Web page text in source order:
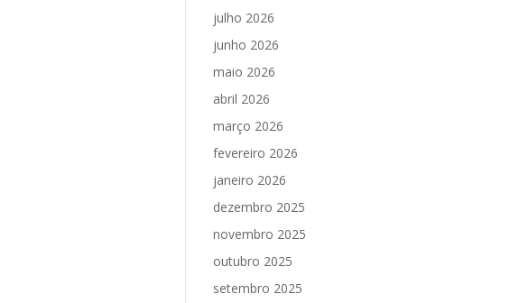
julho 2026
junho 2026
maio 2026
abril 2026
março 2026
fevereiro 2026
janeiro 2026
dezembro 2025
novembro 2025
outubro 2025
setembro 2025